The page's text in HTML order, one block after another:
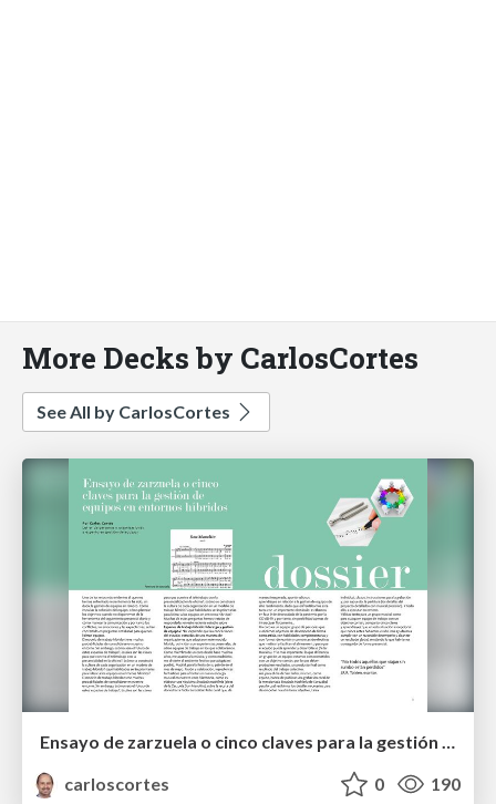
More Decks by CarlosCortes
See All by CarlosCortes
Ensayo de zarzuela o cinco claves para la gestión de equipos en entornos híbridos
carloscortes
0 190